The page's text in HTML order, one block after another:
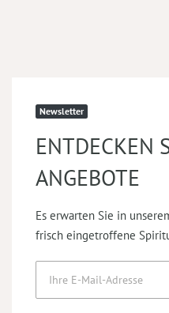
Newsletter
ENTDECKEN
ANGEBOTE
Es erwarten Sie in
frisch eingetroffene